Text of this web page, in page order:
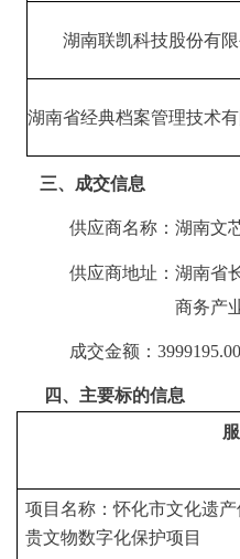
湖南联凯科技股份有限
湖南省经典档案管理技术有
三、成交信息
供应商名称： 湖南文
供应商地址：湖南省
商务产
成交金额： 3999195.00
四、主要标的信息
项目名称：怀化市文化遗
贵文物数字化保护项目